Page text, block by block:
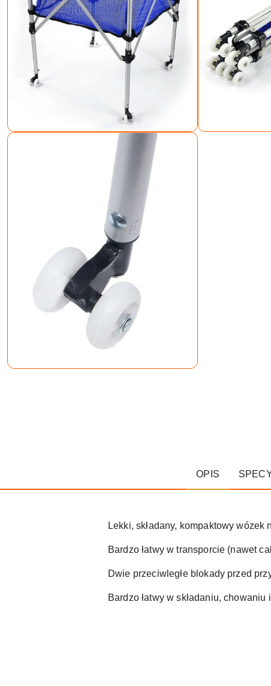
OPIS
Lekki, składany, kompaktowy wózek
Bardzo łatwy w transporcie (nawet
Dwie przeciwległe blokady przed
Bardzo łatwy w składaniu, chowaniu